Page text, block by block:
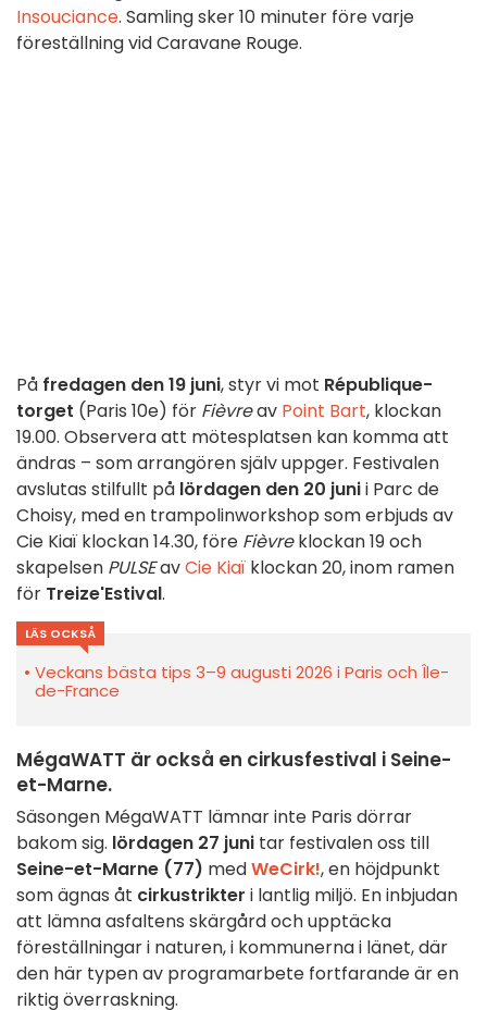
Insouciance. Samling sker 10 minuter före varje
föreställning vid Caravane Rouge.
På fredagen den 19 juni, styr vi mot République-
torget (Paris 10e) för Fièvreav Point Bart, klockan
19.00. Observera att mötesplatsen kan komma att
ändras – som arrangören själv uppger. Festivalen
avslutas stilfullt på lördagen den 20 junii Parc de
Choisy, med en trampolinworkshop som erbjuds av
Cie Kiaï klockan 14.30, före Fièvreklockan 19 och
skapelsen PULSEavCie Kiaï klockan 20, inom ramen
för Treize'Estival.
LÄS OCKSÅ
Veckans bästa tips 3–9 augusti 2026 i Paris och Île-
de-France
MégaWATT är också en cirkusfestival i Seine-
et-Marne.
Säsongen MégaWATT lämnar inte Paris dörrar
bakom sig. lördagen 27 juni tar festivalen oss till
Seine-et-Marne (77) medWeCirk!, en höjdpunkt
som ägnas åt cirkustrikter i lantlig miljö. En inbjudan
att lämna asfaltens skärgård och upptäcka
föreställningar i naturen, i kommunerna i länet, där
den här typen av programarbete fortfarande är en
riktig överraskning.